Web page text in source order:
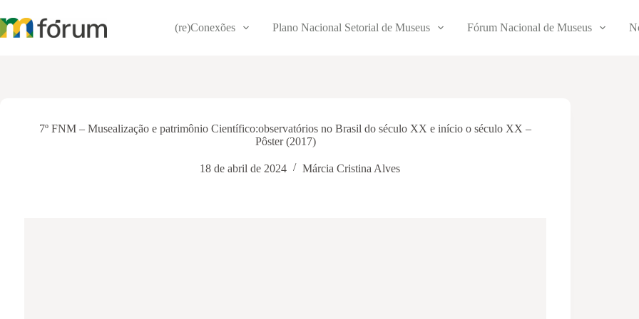
para
o
(re)Conexões Plano Nacional Setorial de Museus Fórum Nacional de Museus
7º FNM – Musealização e patrimônio Científico:observatórios no Brasil do século XX e início o século XX –
Pôster (2017)
18 de abril de 2024 Márcia Cristina Alves